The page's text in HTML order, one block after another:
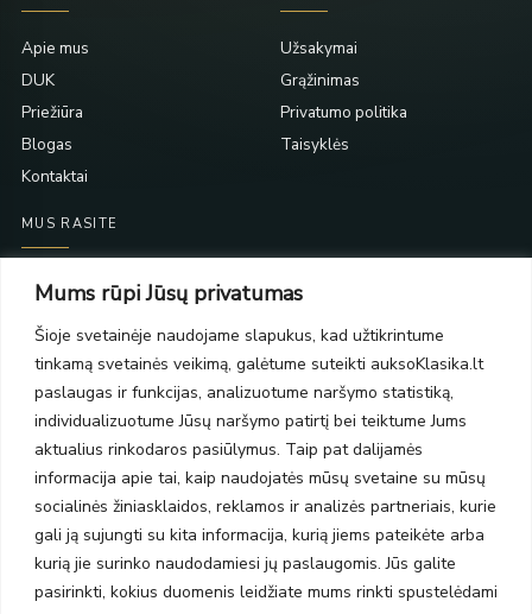
Mums rūpi Jūsų privatumas
Šioje svetainėje naudojame slapukus, kad užtikrintume
tinkamą svetainės veikimą, galėtume suteikti auksoKlasika.lt
paslaugas ir funkcijas, analizuotume naršymo statistiką,
individualizuotume Jūsų naršymo patirtį bei teiktume Jums
aktualius rinkodaros pasiūlymus. Taip pat dalijamės
informacija apie tai, kaip naudojatės mūsų svetaine su mūsų
socialinės žiniasklaidos, reklamos ir analizės partneriais, kurie
gali ją sujungti su kita informacija, kurią jiems pateikėte arba
kurią jie surinko naudodamiesi jų paslaugomis. Jūs galite
pasirinkti, kokius duomenis leidžiate mums rinkti spustelėdami
Apie mus
DUK
Priežiūra
Blogas
Kontaktai
Užsakymai
Grąžinimas
Privatumo politika
Taisyklės
MUS RASITE
Taikos pr. 139
PC Molas, Klaipėda
Taikos pr. 141
PC BIG 2, Klaipėda
Šilutės pl. 35
PC Banginis, Klaipėda
NAUJIENLAIŠKIS
Prenumeruokite ir gaukite pasiūlymus, naujienas bei riboto
leidimo kolekcijas.